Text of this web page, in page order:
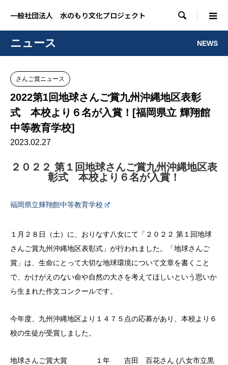
一般社団法人 水のもり文化プロジェクト 
ニュース NEWS
さんご賞ニュース
2022第1回地球さんご賞九州沖縄地区表彰
式 本校より６名が入賞！[福岡県立 輝翔館
中等教育学校]
2023.02.27
２０２２ 第１回地球さんご賞九州沖縄地区表
彰式 本校より６名が入賞！
福岡県立輝翔館中等教育学校
１月２８日（土）に、おりなす八女にて「２０２２ 第１回地球
さんご賞九州沖縄地区表彰式」が行われました。「地球さんご
賞」は、生命にとって大切な地球環境について文章を書くこと
で、かけがえのない命や自然の大さを考えてほしいという思いか
ら生まれた作文コンクールです。
今年度、九州沖縄地区より１４７５点の応募があり、本校より６
校の生徒が受賞しました。
地球さんご賞大賞 １年 吉田 百花さん (八女市立黒